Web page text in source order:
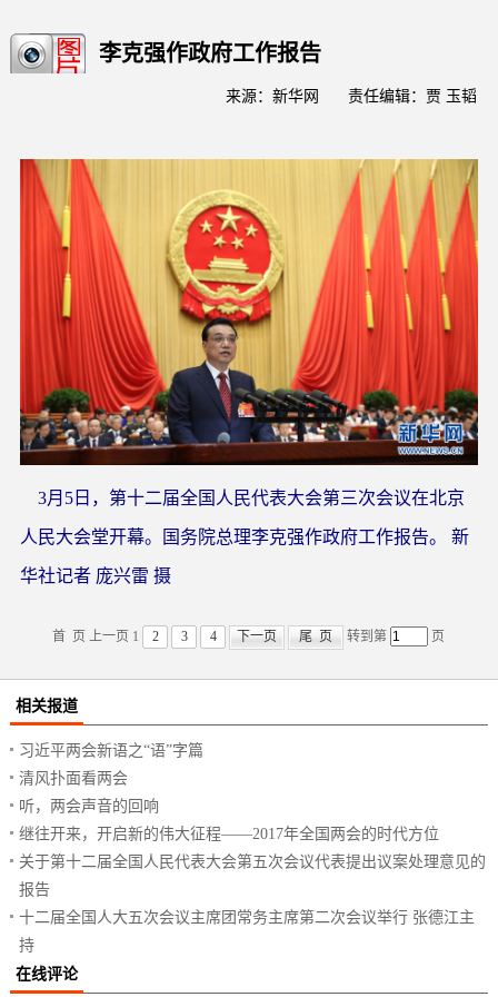
李克强作政府工作报告
责任编辑：贾 玉韬
来源：新华网
3月5日，第十二届全国人民代表大会第三次会议在北京
人民大会堂开幕。国务院总理李克强作政府工作报告。 新
华社记者 庞兴雷 摄
首 页 上一页 1 2 3 4 下一页 尾 页 转到第 页
相关报道
习近平两会新语之“语”字篇
清风扑面看两会
听，两会声音的回响
继往开来，开启新的伟大征程——2017年全国两会的时代方位
关于第十二届全国人民代表大会第五次会议代表提出议案处理意见的
报告
十二届全国人大五次会议主席团常务主席第二次会议举行 张德江主
持
在线评论